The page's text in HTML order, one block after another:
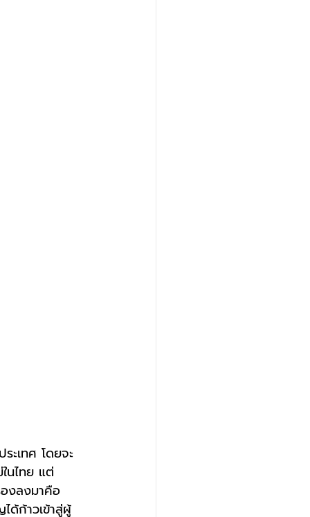
ะเทศ โดยจะ
นไทย แต่
งลงมาคือ
ด้ก้าวเข้าสู่ผู้